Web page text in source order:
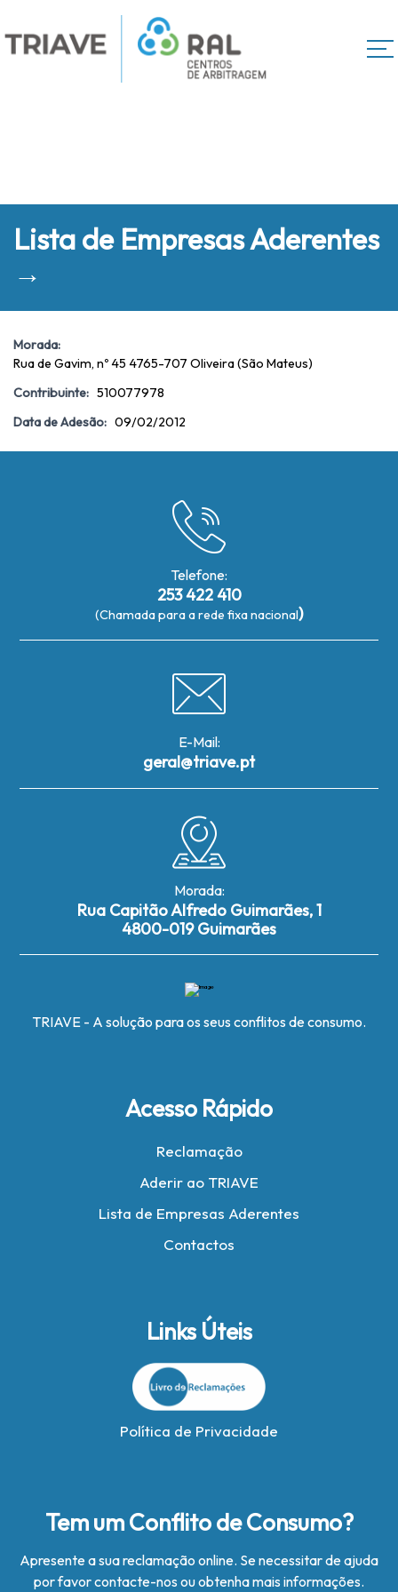
Lista de Empresas Aderentes
→
Morada:
Rua de Gavim, nº 45 4765-707 Oliveira (São Mateus)
Contribuinte: 510077978
Data de Adesão: 09/02/2012
Telefone:
253 422 410
(Chamada para a rede fixa nacional)
E-Mail:
geral@triave.pt
Morada:
Rua Capitão Alfredo Guimarães, 1
4800-019 Guimarães
TRIAVE - A solução para os seus conflitos de consumo.
Acesso Rápido
Reclamação
Aderir ao TRIAVE
Lista de Empresas Aderentes
Contactos
Links Úteis
Política de Privacidade
Tem um Conflito de Consumo?
Apresente a sua reclamação online. Se necessitar de ajuda
por favor contacte-nos ou obtenha mais informações.